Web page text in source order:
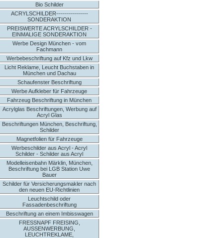
Bio Schilder
ACRYLSCHILDER----------------
SONDERAKTION
PREISWERTE ACRYLSCHILDER -
EINMALIGE SONDERAKTION
Werbe Design München - vom
Fachmann
Werbebeschriftung auf Kfz und Lkw
Licht Reklame, Leucht Buchstaben in
München und Dachau
Schaufenster Beschriftung
Werbe Aufkleber für Fahrzeuge
Fahrzeug Beschriftung in München
Acrylglas Beschriftungen, Werbung auf
Acryl Glas
Beschriftungen München, Beschriftung,
Schilder
Magnetfolien für Fahrzeuge
Werbeschilder aus Acryl - Acryl
Schilder - Schilder aus Acryl
Modelleisenbahn Märklin, München,
Beschriftung bei LGB Station Uwe
Bauer
Schilder für Versicherungsmakler nach
den neuen EU-Richtlinien
Leuchtschild oder
Fassadenbeschriftung
Beschriftung an einem Imbisswagen
FRESSNAPF FREISING,
AUSSENWERBUNG,
LEUCHTREKLAME,